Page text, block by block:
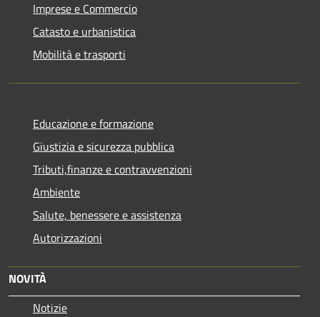
Imprese e Commercio
Catasto e urbanistica
Mobilità e trasporti
Educazione e formazione
Giustizia e sicurezza pubblica
Tributi,finanze e contravvenzioni
Ambiente
Salute, benessere e assistenza
Autorizzazioni
NOVITÀ
Notizie